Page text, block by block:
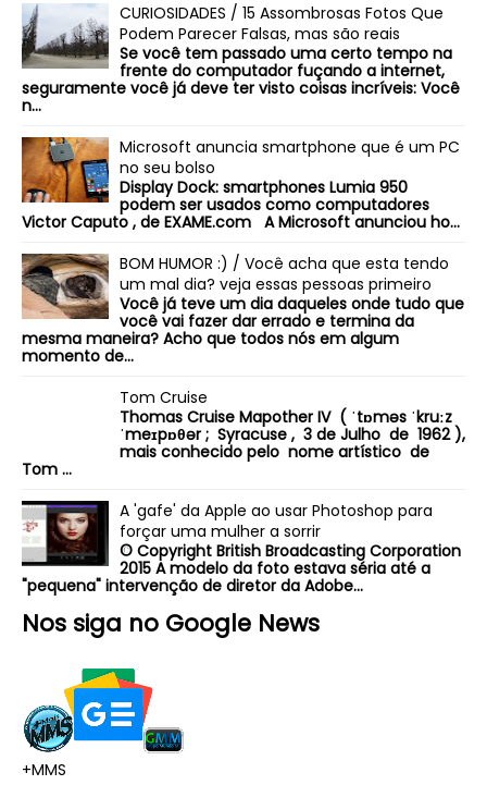
CURIOSIDADES / 15 Assombrosas Fotos Que
Podem Parecer Falsas, mas são reais
Se você tem passado uma certo tempo na
frente do computador fuçando a internet,
seguramente você já deve ter visto coisas incríveis: Você
n...
Microsoft anuncia smartphone que é um PC
no seu bolso
Display Dock: smartphones Lumia 950
podem ser usados como computadores
Victor Caputo , de EXAME.com A Microsoft anunciou ho...
BOM HUMOR :) / Você acha que esta tendo
um mal dia? veja essas pessoas primeiro
Você já teve um dia daqueles onde tudo que
você vai fazer dar errado e termina da
mesma maneira? Acho que todos nós em algum
momento de...
Tom Cruise
Thomas Cruise Mapother IV ( ˈtɒməs ˈkruːz
ˈmeɪpɒθər ; Syracuse , 3 de Julho de 1962 ),
mais conhecido pelo nome artístico de
Tom ...
A 'gafe' da Apple ao usar Photoshop para
forçar uma mulher a sorrir
© Copyright British Broadcasting Corporation
2015 A modelo da foto estava séria até a
"pequena" intervenção de diretor da Adobe...
Nos siga no Google News
+MMS